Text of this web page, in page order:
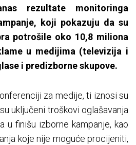
rezultate monitoringa
koji pokazuju da su
potrošile oko 10,8 miliona
u medijima (televizija i
i predizborne skupove.
za medije, ti iznosi su
uključeni troškovi oglašavanja
u finišu izborne kampanje, kao
koje nije moguće procijeniti,